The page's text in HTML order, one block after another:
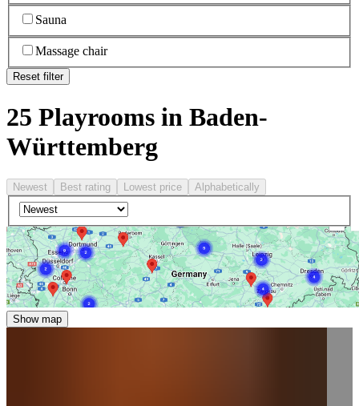
Sauna
Massage chair
Reset filter
25 Playrooms in Baden-
Württemberg
Newest Best rating Lowest price Alphabetically
Show map